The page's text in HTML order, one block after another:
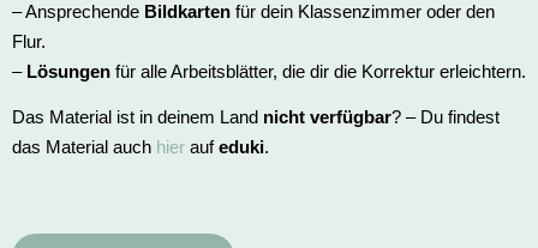
– Ansprechende Bildkarten für dein Klassenzimmer oder den
Flur.
–Lösungen für alle Arbeitsblätter, die dir die Korrektur erleichtern.
Das Material ist in deinem Land nicht verfügbar? – Du findest
das Material auch hier aufeduki.